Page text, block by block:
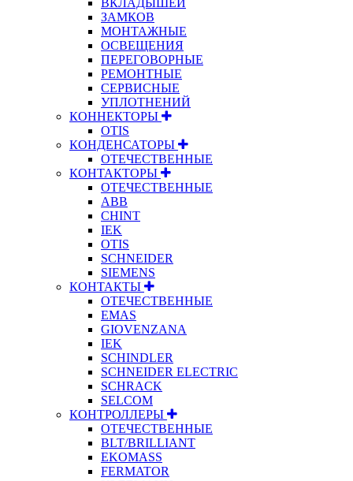
ЗАМКОВ
МОНТАЖНЫЕ
ОСВЕЩЕНИЯ
ПЕРЕГОВОРНЫЕ
РЕМОНТНЫЕ
СЕРВИСНЫЕ
УПЛОТНЕНИЙ
КОННЕКТОРЫ
OTIS
КОНДЕНСАТОРЫ
ОТЕЧЕСТВЕННЫЕ
КОНТАКТОРЫ
ОТЕЧЕСТВЕННЫЕ
ABB
CHINT
IEK
OTIS
SCHNEIDER
SIEMENS
КОНТАКТЫ
ОТЕЧЕСТВЕННЫЕ
EMAS
GIOVENZANA
IEK
SCHINDLER
SCHNEIDER ELECTRIC
SCHRACK
SELCOM
КОНТРОЛЛЕРЫ
ОТЕЧЕСТВЕННЫЕ
BLT/BRILLIANT
EKOMASS
FERMATOR